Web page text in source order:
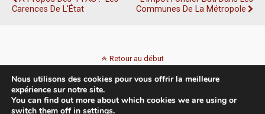
Carences De L'État
Communes De La Métropole
Retour au début
Mobile
Nous utilisons des cookies pour vous offrir la meilleure
expérience sur notre site.
You can find out more about which cookies we are using or
switch them off in settings.